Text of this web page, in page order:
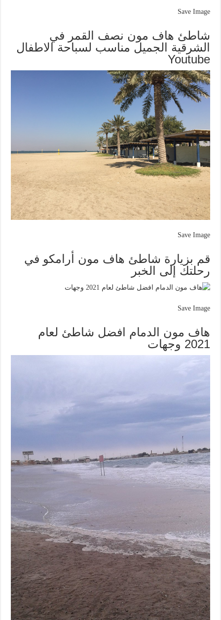
Save Image
شاطئ هاف مون نصف القمر في
الشرقية الجميل مناسب لسباحة الاطفال
Youtube
Save Image
قم بزيارة شاطئ هاف مون أرامكو في
رحلتك إلى الخبر
Save Image
هاف مون الدمام افضل شاطئ لعام
2021 وجهات